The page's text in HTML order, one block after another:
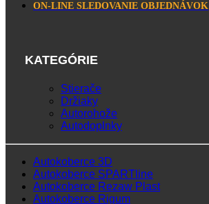
ON-LINE SLEDOVANIE OBJEDNÁVOK
KATEGÓRIE
Stierače
Držiaky
Autorohože
Autodoplnky
Autokoberce 3D
Autokoberce SPARTline
Autokoberce Rezaw Plast
Autokoberce Rigum